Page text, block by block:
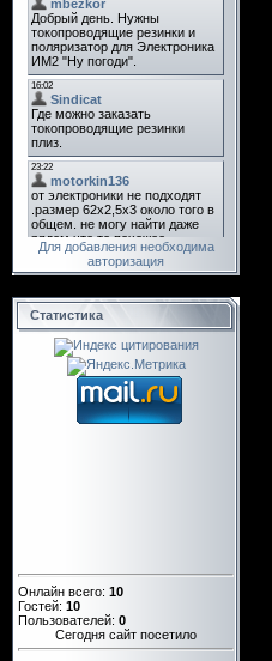
Для добавления необходима
авторизация
Статистика
Онлайн всего: 10
Гостей: 10
Пользователей: 0
Сегодня сайт посетило